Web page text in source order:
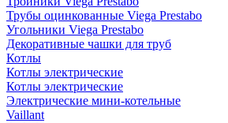
Трубы оцинкованные Viega Prestabo
Угольники Viega Prestabo
Декоративные чашки для труб
Котлы
Котлы электрические
Котлы электрические
Электрические мини-котельные
Vaillant